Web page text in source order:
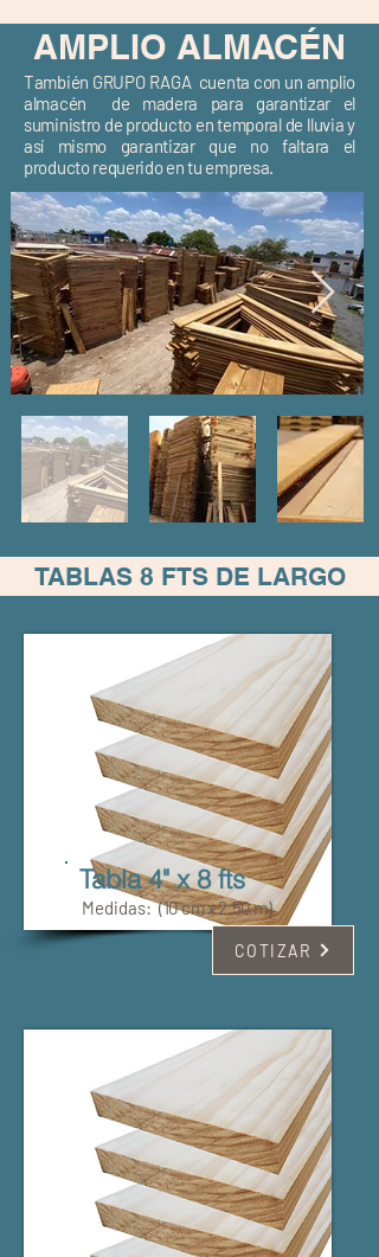
AMPLIO ALMACÉN
También GRUPO RAGA cuenta con un amplio
almacén de madera para garantizar el
suministro de producto en temporal de lluvia y
así mismo garantizar que no faltara el
producto requerido en tu empresa.
TABLAS 8 FTS DE LARGO
Tabla 4" x 8 fts
Medidas:(10 cm x 2.50 m)
COTIZAR